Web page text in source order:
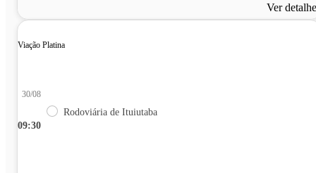
Ver
Viação Platina
09:30
30/08
Rodoviária de Ituiutaba